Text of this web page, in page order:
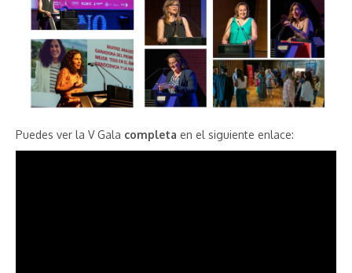
Puedes ver la V Gala completa en el siguiente enlace: